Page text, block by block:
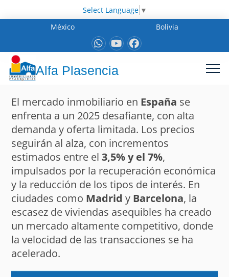
Select Language ▼
México
Bolivia
Alfa Plasencia
El mercado inmobiliario en España se
enfrenta a un 2025 desafiante, con alta
demanda y oferta limitada. Los precios
seguirán al alza, con incrementos
estimados entre el3,5% y el 7%,
impulsados por la recuperación económica
y la reducción de los tipos de interés. En
ciudades como Madrid y Barcelona, la
escasez de viviendas asequibles ha creado
un mercado altamente competitivo, donde
la velocidad de las transacciones se ha
acelerado.